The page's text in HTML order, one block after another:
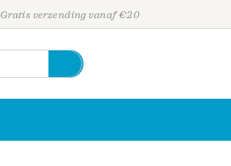
Gratis verzending vanaf €20
Personen